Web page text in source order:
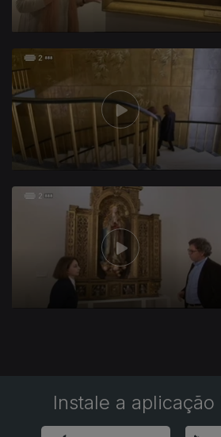
264874
Instale a aplicação